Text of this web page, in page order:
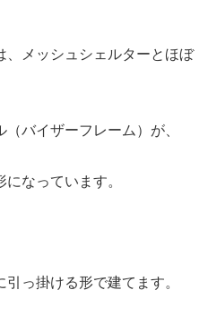
、メッシュシェルターとほぼ
バイザーフレーム）が、
なっています。
っ掛ける形で建てます。